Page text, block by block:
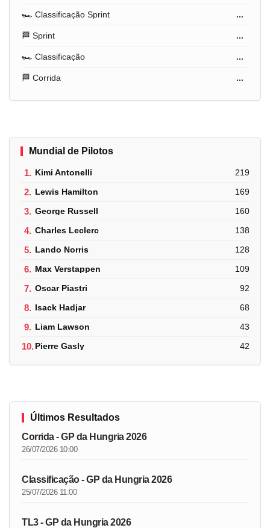
🏎️ Classificação Sprint ...
🏁 Sprint ...
🏎️ Classificação ...
🏁 Corrida ...
Mundial de Pilotos
1. Kimi Antonelli 219
2. Lewis Hamilton 169
3. George Russell 160
4. Charles Leclerc 138
5. Lando Norris 128
6. Max Verstappen 109
7. Oscar Piastri 92
8. Isack Hadjar 68
9. Liam Lawson 43
10.Pierre Gasly 42
Últimos Resultados
Corrida - GP da Hungria 2026
26/07/2026 10:00
Classificação - GP da Hungria 2026
25/07/2026 11:00
TL3 - GP da Hungria 2026